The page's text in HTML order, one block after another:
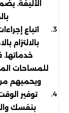
الأليفة.
اتباع
بالالتزام
خدماتها.
للمساحات
ويحميهم
توفير
بنفسك